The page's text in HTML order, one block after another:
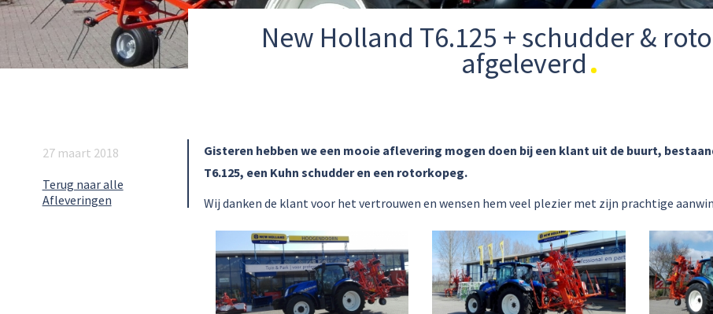
New Holland T6.125 + schudder &
afgeleverd
27 maart 2018
Terug naar alle
Afleveringen
Gisteren hebben we een mooie aflevering mogen doen bij een klant uit de buurt,
T6.125, een Kuhn schudder en een rotorkopeg.
Wij danken de klant voor het vertrouwen en wensen hem veel plezier met zijn prachtige